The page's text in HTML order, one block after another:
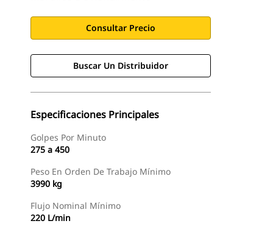
Consultar Precio
Buscar Un Distribuidor
Especificaciones Principales
Golpes Por Minuto
275 a 450
Peso En Orden De Trabajo Mínimo
3990 kg
Flujo Nominal Mínimo
220 L/min